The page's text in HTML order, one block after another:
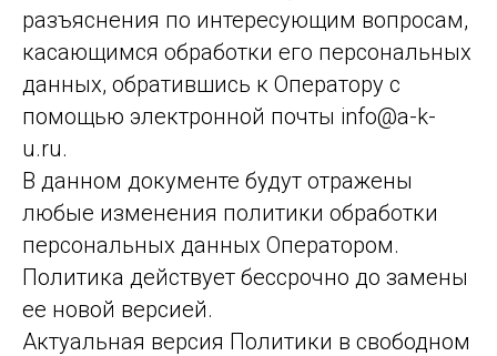
разъяснения по интересующим вопросам,
касающимся обработки его персональных
данных, обратившись к Оператору с
помощью электронной почты info@a-k-
u.ru.
В данном документе будут отражены
любые изменения политики обработки
персональных данных Оператором.
Политика действует бессрочно до замены
ее новой версией.
Актуальная версия Политики в свободном